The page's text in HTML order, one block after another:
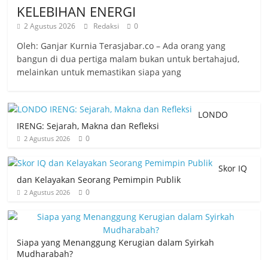
KELEBIHAN ENERGI
2 Agustus 2026 Redaksi 0
Oleh: Ganjar Kurnia Terasjabar.co – Ada orang yang
bangun di dua pertiga malam bukan untuk bertahajud,
melainkan untuk memastikan siapa yang
LONDO
IRENG: Sejarah, Makna dan Refleksi
2 Agustus 2026 0
Skor IQ
dan Kelayakan Seorang Pemimpin Publik
2 Agustus 2026 0
Siapa yang Menanggung Kerugian dalam Syirkah
Mudharabah?